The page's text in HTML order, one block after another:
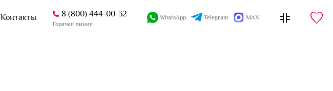
Контакты 8 (800) 444-00-32
Горячая линия
WhatsApp Telegram MAX